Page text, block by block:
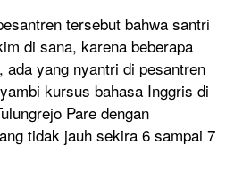
tersebut bahwa santri
di sana, karena beberapa
yang nyantri di pesantren
kursus bahasa Inggris di
Pare dengan
tidak jauh sekira 6 sampai 7